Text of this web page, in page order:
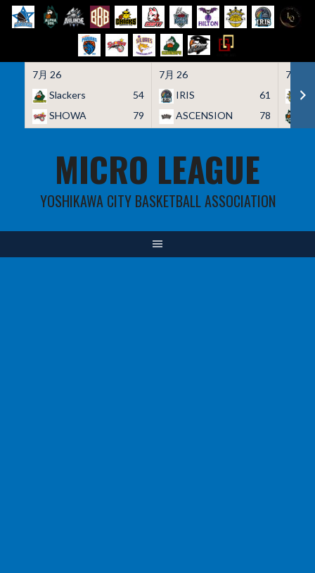
7月 26
Slackers
54
SHOWA
79
7月 26
IRIS
61
ASCENSION
78
7月 26
MICRO LEAGUE
YOSHIKAWA CITY BASKETBALL ASSOCIATION